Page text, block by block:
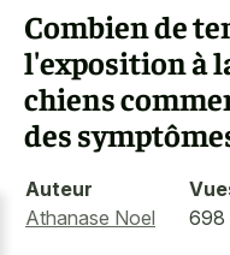
Combien de
l'exposition à
chiens
des
Auteur
Athanase Noel
698